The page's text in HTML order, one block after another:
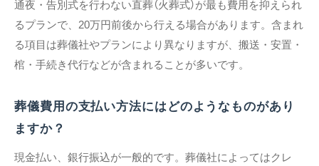
通夜・告別式を行わない直葬（火葬式）が最も費用を抑えられ
るプランで、20万円前後から行える場合があります。含まれ
る項目は葬儀社やプランにより異なりますが、搬送・安置・
棺・手続き代行などが含まれることが多いです。
葬儀費用の支払い方法にはどのようなものがあり
ますか？
現金払い、銀行振込が一般的です。葬儀社によってはクレ